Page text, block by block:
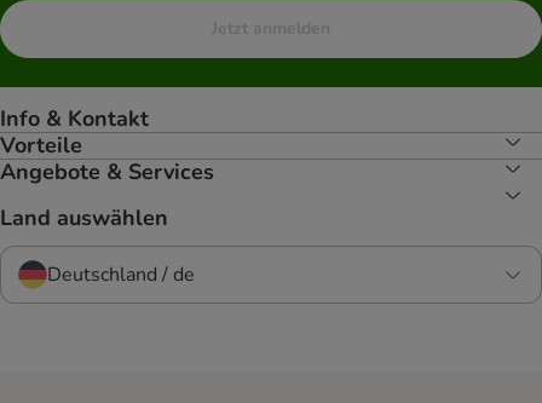
Jetzt anmelden
Info & Kontakt
Vorteile
Angebote & Services
Land auswählen
Deutschland / de